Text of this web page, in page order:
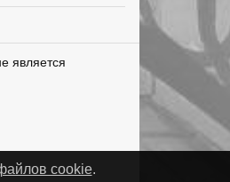
является
cookie.